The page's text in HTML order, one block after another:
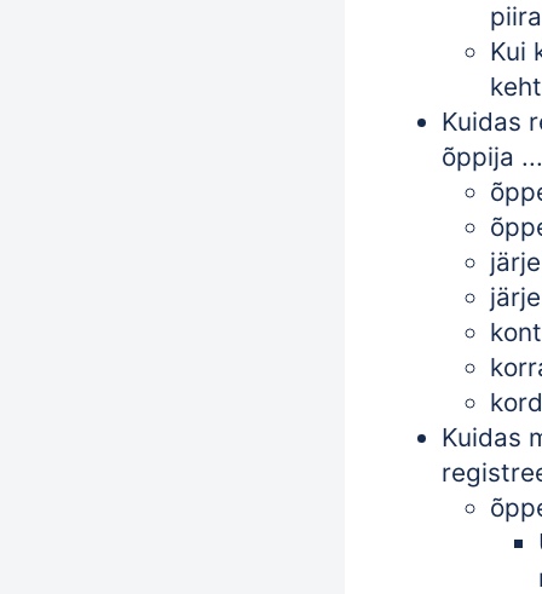
Kui
Kuidas
õppija ...
Kuidas